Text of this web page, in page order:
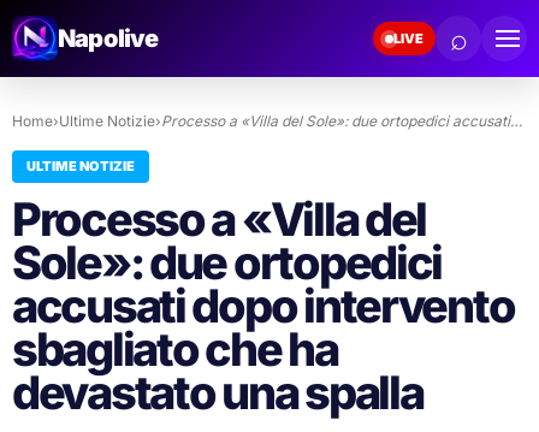
Napolive LIVE ⌕
Home›Ultime Notizie›Processo a «Villa del Sole»: due ortopedici accusati…
ULTIME NOTIZIE
Processo a «Villa del
Sole»: due ortopedici
accusati dopo intervento
sbagliato che ha
devastato una spalla